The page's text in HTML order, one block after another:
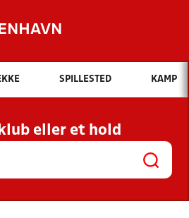
Hvad vil du søge efter?
INDHOLD OG NYHEDER
KLUBBER OG
HOLD
SPILLESTED KAMP
eller et hold